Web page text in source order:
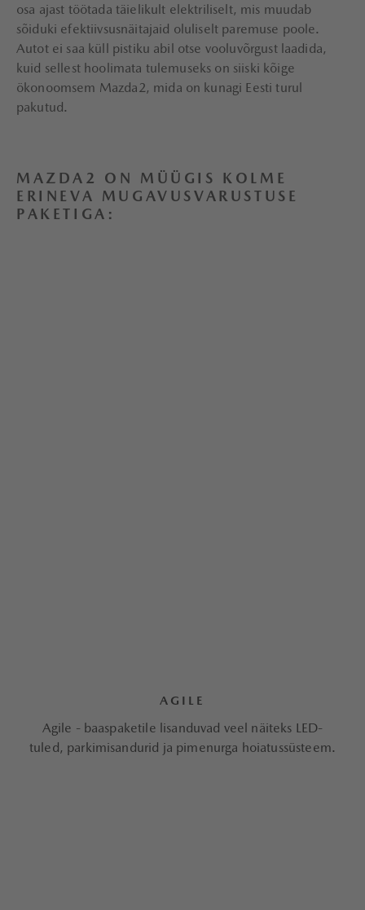
osa ajast töötada täielikult elektriliselt, mis muudab
sõiduki efektiivsusnäitajaid oluliselt paremuse poole.
Autot ei saa küll pistiku abil otse vooluvõrgust laadida,
kuid sellest hoolimata tulemuseks on siiski kõige
ökonoomsem Mazda2, mida on kunagi Eesti turul
pakutud.
MAZDA2 ON MÜÜGIS KOLME
ERINEVA MUGAVUSVARUSTUSE
PAKETIGA:
AGILE
Agile - baaspaketile lisanduvad veel näiteks LED-
tuled, parkimisandurid ja pimenurga hoiatussüsteem.